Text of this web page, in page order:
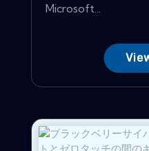
Microsoft...